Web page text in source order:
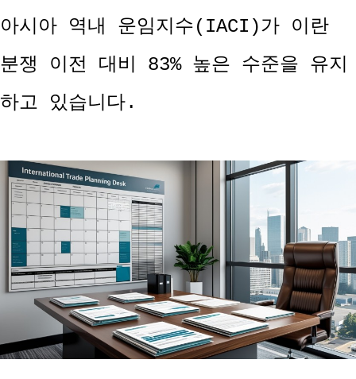
아시아 역내 운임지수(IACI)가 이란
분쟁 이전 대비 83% 높은 수준을 유지
하고 있습니다.